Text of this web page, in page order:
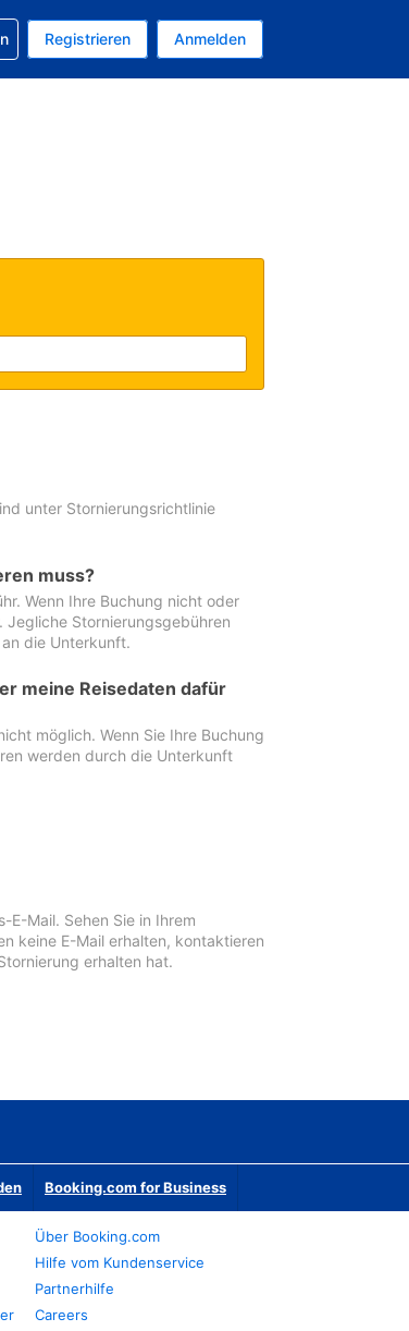
ist EUR
Sprache ist Deutsch
Registrieren Anmelden
unter Stornierungsrichtlinie
muss?
Wenn Ihre Buchung nicht oder
Stornierungsgebühren
die Unterkunft.
meine Reisedaten dafür
möglich. Wenn Sie Ihre Buchung
werden durch die Unterkunft
Mail. Sehen Sie in Ihrem
keine E-Mail erhalten, kontaktieren
erhalten hat.
Booking.com for Business
Über Booking.com
Hilfe vom Kundenservice
Partnerhilfe
Careers